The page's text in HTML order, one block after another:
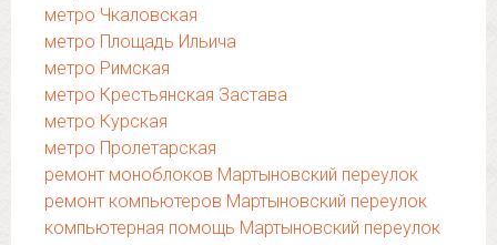
метро Чкаловская
метро Площадь Ильича
метро Римская
метро Крестьянская Застава
метро Курская
метро Пролетарская
ремонт моноблоков Мартыновский переулок
ремонт компьютеров Мартыновский переулок
компьютерная помощь Мартыновский переулок